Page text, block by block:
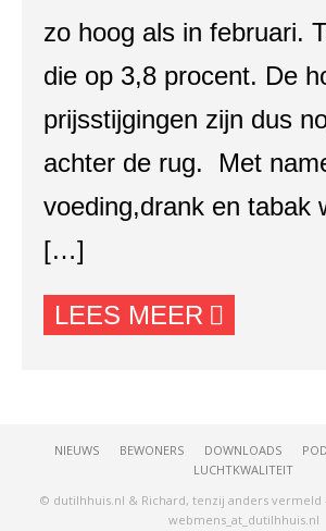
zo hoog als in februari.
die op 3,8 procent. De
prijsstijgingen zijn dus
achter de rug. Met
voeding,drank en tabak
[…]
LEES MEER
NIEUWS BEWONERS DOWNLOADS
LUCHTKWALITEIT
© dutilhhuis.nl & Richard, tenzij anders vermeld
webmens_at_dutilhhuis.nl